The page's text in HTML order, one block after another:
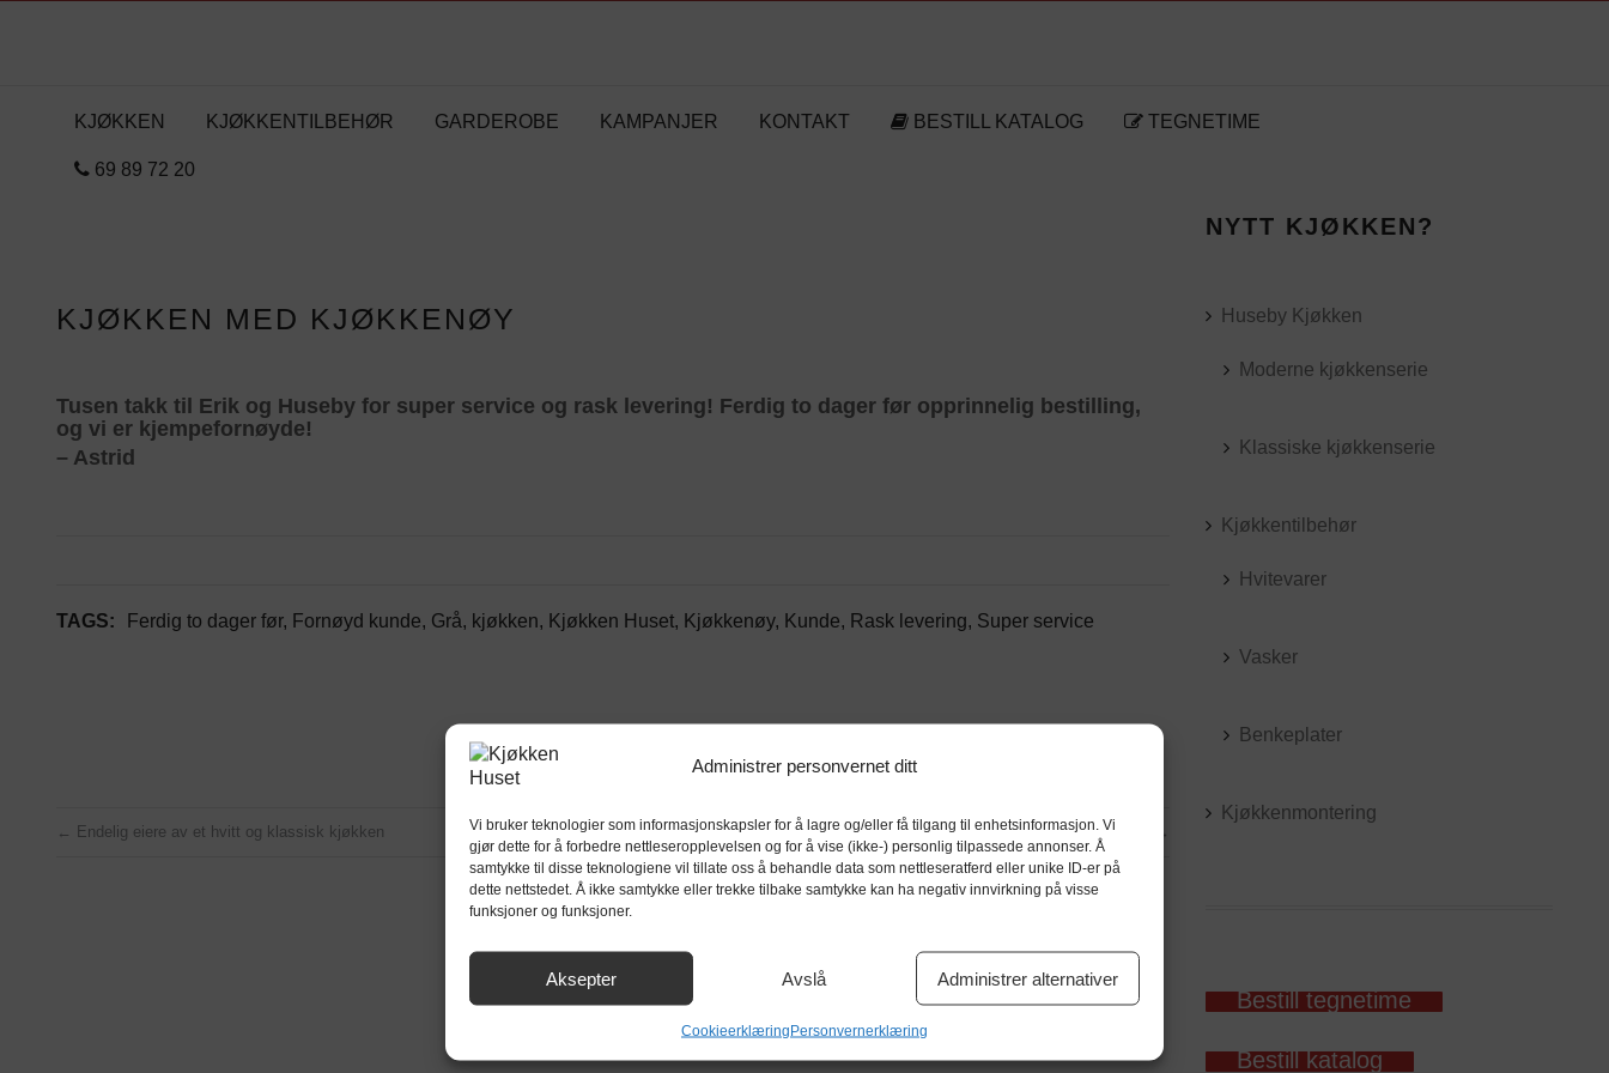
Administrer personvernet ditt
Vi bruker teknologier som informasjonskapsler for å lagre og/eller få tilgang til enhetsinformasjon. Vi
gjør dette for å forbedre nettleseropplevelsen og for å vise (ikke-) personlig tilpassede annonser. Å
samtykke til disse teknologiene vil tillate oss å behandle data som nettleseratferd eller unike ID-er på
dette nettstedet. Å ikke samtykke eller trekke tilbake samtykke kan ha negativ innvirkning på visse
funksjoner og funksjoner.
Aksepter Avslå Administrer alternativer
CookieerklæringPersonvernerklæring
KJØKKEN KJØKKENTILBEHØR GARDEROBE KAMPANJER KONTAKT BESTILL KATALOG TEGNETIME
69 89 72 20
KJØKKEN MED KJØKKENØY
Tusen takk til Erik og Huseby for super service og rask levering! Ferdig to dager før opprinnelig bestilling,
og vi er kjempefornøyde!
– Astrid
TAGS: Ferdig to dager før, Fornøyd kunde, Grå, kjøkken, Kjøkken Huset, Kjøkkenøy, Kunde, Rask levering, Super service
← Endelig eiere av et hvitt og klassisk kjøkken God sommer til alle våre kunder! →
NYTT KJØKKEN?
Huseby Kjøkken
Moderne kjøkkenserie
Klassiske kjøkkenserie
Kjøkkentilbehør
Hvitevarer
Vasker
Benkeplater
Kjøkkenmontering
Bestill tegnetime
Bestill katalog